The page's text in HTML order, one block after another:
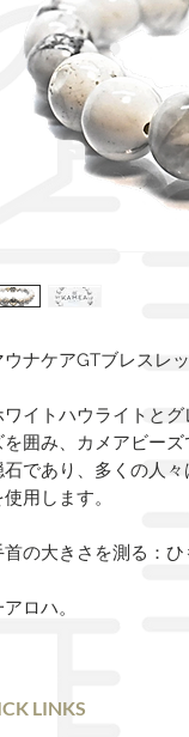
ウナケアGTブレスレ
ワイトハウライトと
を囲み、カメアビー
石であり、多くの人
使用します。
首の大きさを測る：ひ
ロハ。
LINKS